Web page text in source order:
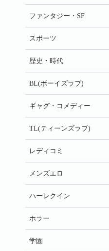
ファンタジー・SF
スポーツ
歴史・時代
BL(ボーイズラブ)
ギャグ・コメディー
TL(ティーンズラブ)
レディコミ
メンズエロ
ハーレクイン
ホラー
学園